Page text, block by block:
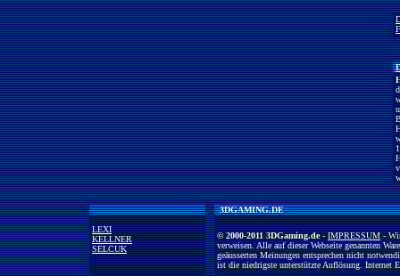
LEXI
KELLNER
SELCUK
3DGAMING.DE
© 2000-2011 3DGaming.de-IMPRESSUM- Wir
verweisen. Alle auf dieser Webseite genannten
geäusserten Meinungen entsprechen nicht
ist die niedrigste unterstützte Auflösung. Internet